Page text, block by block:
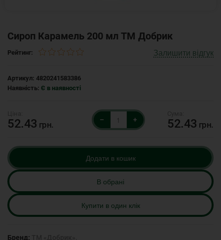
Сироп Карамель 200 мл ТМ Добрик
Рейтинг: Залишити відгук
Артикул: 4820241583386
Наявність: Є в наявності
52.43 грн.
– + 52.43 грн.
Додати в кошик
В обрані
Купити в один клік
Бренд: